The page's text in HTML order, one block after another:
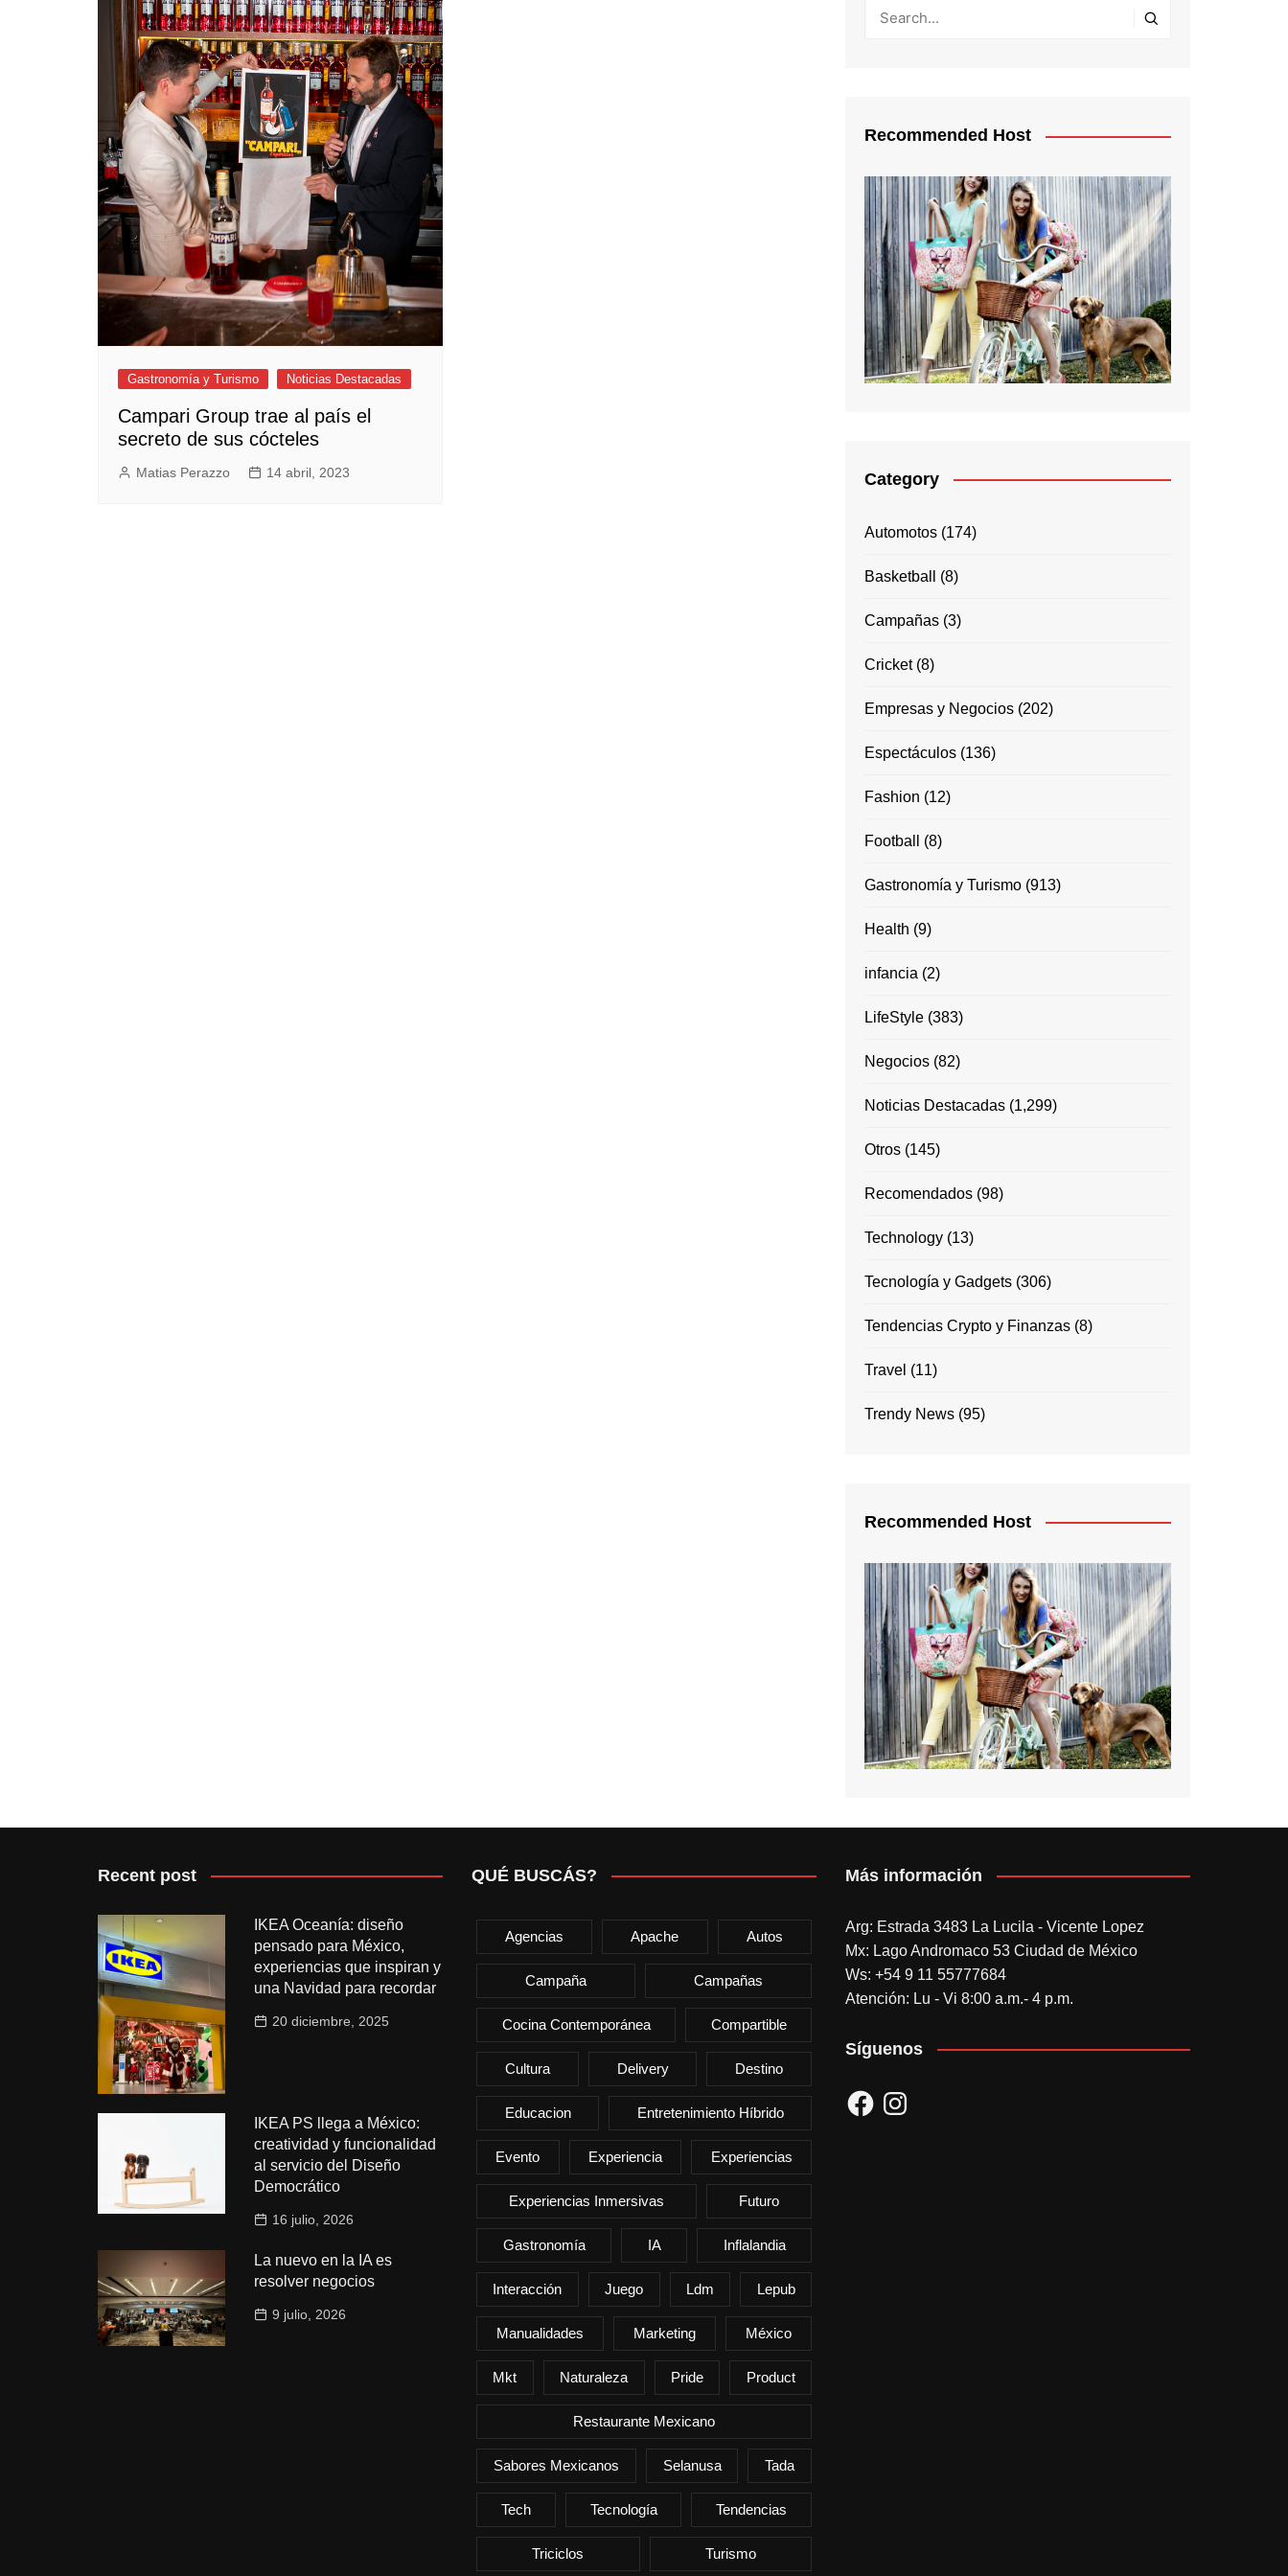
Empresas y Negocios
Automotos
Espectáculos
Trendy News
LifeStyle
Negocios
Gastronomía y Turismo Noticias Destacadas
Campari Group trae al país el
secreto de sus cócteles
Matias Perazzo 14 abril, 2023
Recommended Host
Category
Automotos (174)
Basketball (8)
Campañas (3)
Cricket(8)
Empresas y Negocios (202)
Espectáculos (136)
Fashion (12)
Football (8)
Gastronomía y Turismo (913)
Health (9)
infancia (2)
LifeStyle (383)
Negocios (82)
Noticias Destacadas (1,299)
Otros (145)
Recomendados (98)
Technology (13)
Tecnología y Gadgets (306)
Tendencias Crypto y Finanzas (8)
Travel (11)
Trendy News (95)
Recommended Host
Recent post
IKEA Oceanía: diseño
pensado para México,
experiencias que inspiran y
una Navidad para recordar
20 diciembre, 2025
IKEA PS llega a México:
creatividad y funcionalidad
al servicio del Diseño
Democrático
16 julio, 2026
La nuevo en la IA es
resolver negocios
9 julio, 2026
QUÉ BUSCÁS?
Agencias Apache Autos
Campaña Campañas
Cocina Contemporánea Compartible
Cultura Delivery Destino
Educacion Entretenimiento Híbrido
Evento Experiencia Experiencias
Experiencias Inmersivas Futuro
Gastronomía IA Inflalandia
Interacción Juego Ldm Lepub
Manualidades Marketing México
Mkt Naturaleza Pride Product
Restaurante Mexicano
Sabores Mexicanos Selanusa Tada
Tech Tecnología Tendencias
Triciclos Turismo
Más información
Arg: Estrada 3483 La Lucila - Vicente Lopez
Mx: Lago Andromaco 53 Ciudad de México
Ws: +54 9 11 55777684
Atención: Lu - Vi 8:00 a.m.- 4 p.m.
Síguenos
FacebookInstagram